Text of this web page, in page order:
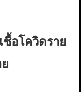
อโควิดราย